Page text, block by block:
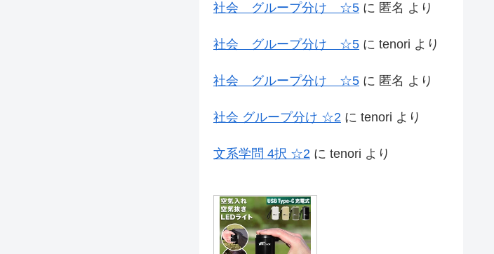
社会 グループ分け ☆5 に 匿名 より
社会 グループ分け ☆5 に tenori より
社会 グループ分け ☆5 に 匿名 より
社会 グループ分け ☆2 に tenori より
文系学問 4択 ☆2 に tenori より